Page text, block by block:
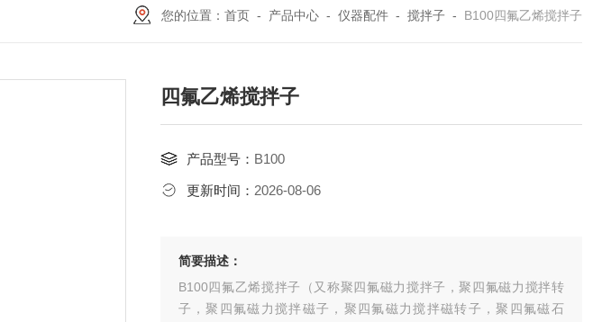
您的位置： 首页 - 产品中心 - 仪器配件 - 搅拌子 - B100四氟乙烯搅拌子
四氟乙烯搅拌子
产品型号： B100
更新时间： 2026-08-06
简要描述：
B100四氟乙烯搅拌子（又称聚四氟磁力搅拌子，聚四氟磁力搅拌转
子，聚四氟磁力搅拌磁子，聚四氟磁力搅拌磁转子，聚四氟磁石